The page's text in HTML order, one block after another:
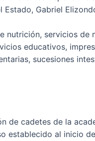
Gabriel
nutrición, servicios de
educativos,
sucesiones
de cadetes de la
establecido al inicio